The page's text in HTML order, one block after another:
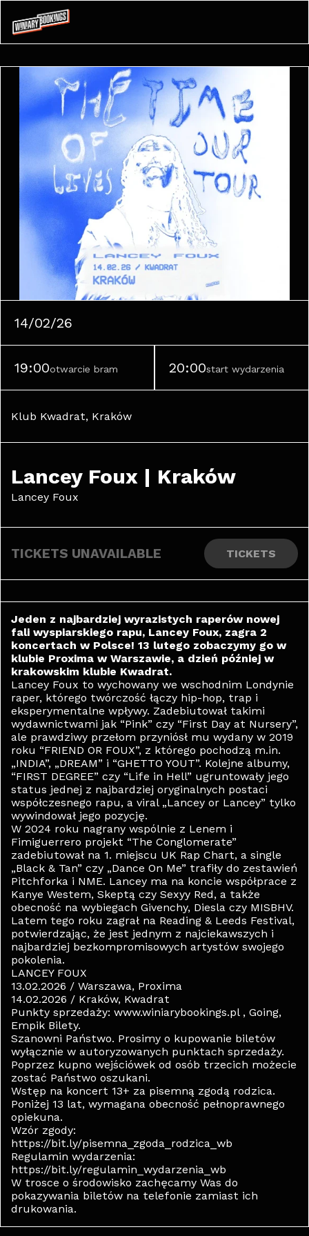
14/02/26
19:00otwarcie bram 20:00start wydarzenia
Klub Kwadrat, Kraków
Lancey Foux | Kraków
Lancey Foux
TICKETS UNAVAILABLE TICKETS
Jeden z najbardziej wyrazistych raperów nowej
fali wyspiarskiego rapu, Lancey Foux, zagra 2
koncertach w Polsce! 13 lutego zobaczymy go w
klubie Proxima w Warszawie, a dzień później w
krakowskim klubie Kwadrat.
Lancey Foux to wychowany we wschodnim Londynie
raper, którego twórczość łączy hip-hop, trap i
eksperymentalne wpływy. Zadebiutował takimi
wydawnictwami jak “Pink” czy “First Day at Nursery”,
ale prawdziwy przełom przyniósł mu wydany w 2019
roku “FRIEND OR FOUX”, z którego pochodzą m.in.
„INDIA”, „DREAM” i “GHETTO YOUT”. Kolejne albumy,
“FIRST DEGREE” czy “Life in Hell” ugruntowały jego
status jednej z najbardziej oryginalnych postaci
współczesnego rapu, a viral „Lancey or Lancey” tylko
wywindował jego pozycję.
W 2024 roku nagrany wspólnie z Lenem i
Fimiguerrero projekt “The Conglomerate”
zadebiutował na 1. miejscu UK Rap Chart, a single
„Black & Tan” czy „Dance On Me” trafiły do zestawień
Pitchforka i NME. Lancey ma na koncie współprace z
Kanye Westem, Skeptą czy Sexyy Red, a także
obecność na wybiegach Givenchy, Diesla czy MISBHV.
Latem tego roku zagrał na Reading & Leeds Festival,
potwierdzając, że jest jednym z najciekawszych i
najbardziej bezkompromisowych artystów swojego
pokolenia.
LANCEY FOUX
13.02.2026 / Warszawa, Proxima
14.02.2026 / Kraków, Kwadrat
Punkty sprzedaży: www.winiarybookings.pl , Going,
Empik Bilety.
Szanowni Państwo. Prosimy o kupowanie biletów
wyłącznie w autoryzowanych punktach sprzedaży.
Poprzez kupno wejściówek od osób trzecich możecie
zostać Państwo oszukani.
Wstęp na koncert 13+ za pisemną zgodą rodzica.
Poniżej 13 lat, wymagana obecność pełnoprawnego
opiekuna.
Wzór zgody:
https://bit.ly/pisemna_zgoda_rodzica_wb
Regulamin wydarzenia:
https://bit.ly/regulamin_wydarzenia_wb
W trosce o środowisko zachęcamy Was do
pokazywania biletów na telefonie zamiast ich
drukowania.